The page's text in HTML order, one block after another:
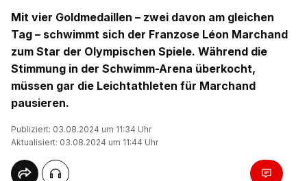
Mit vier Goldmedaillen – zwei davon am gleichen
Tag – schwimmt sich der Franzose Léon Marchand
zum Star der Olympischen Spiele. Während die
Stimmung in der Schwimm-Arena überkocht,
müssen gar die Leichtathleten für Marchand
pausieren.
Publiziert: 03.08.2024 um 11:34 Uhr
Aktualisiert: 03.08.2024 um 11:44 Uhr